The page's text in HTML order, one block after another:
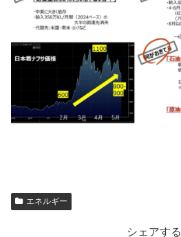
エネルギー
シェアする